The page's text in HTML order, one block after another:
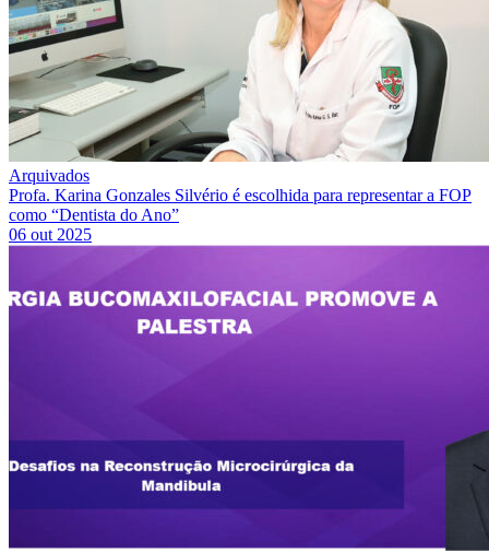
Arquivados
Profa. Karina Gonzales Silvério é escolhida para representar a FOP
como “Dentista do Ano”
06 out 2025